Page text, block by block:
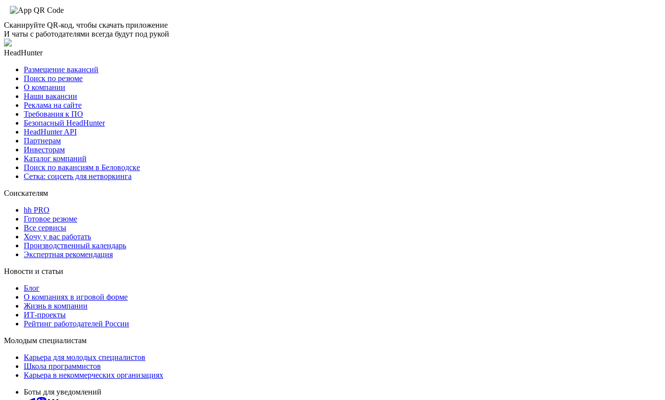
Сканируйте QR-код, чтобы скачать приложение
И чаты с работодателями всегда будут под рукой
HeadHunter
Размещение вакансий
Поиск по резюме
О компании
Наши вакансии
Реклама на сайте
Требования к ПО
Безопасный HeadHunter
HeadHunter API
Партнерам
Инвесторам
Каталог компаний
Поиск по вакансиям в Беловодске
Сетка: соцсеть для нетворкинга
Соискателям
hh PRO
Готовое резюме
Все сервисы
Хочу у вас работать
Производственный календарь
Экспертная рекомендация
Новости и статьи
Блог
О компаниях в игровой форме
Жизнь в компании
ИТ-проекты
Рейтинг работодателей России
Молодым специалистам
Карьера для молодых специалистов
Школа программистов
Карьера в некоммерческих организациях
Боты для уведомлений